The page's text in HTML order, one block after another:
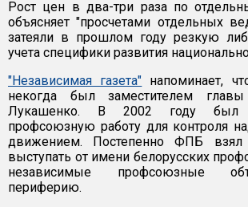
Рост цен в два-три раза по
объясняет "просчетами отдельных
затеяли в прошлом году резкую
учета специфики развития
"Независимая газета" напоминает,
некогда был заместителем главы
Лукашенко. В 2002 году был
профсоюзную работу для контроля
движением. Постепенно ФПБ
выступать от имени белорусских
независимые профсоюзные
периферию.